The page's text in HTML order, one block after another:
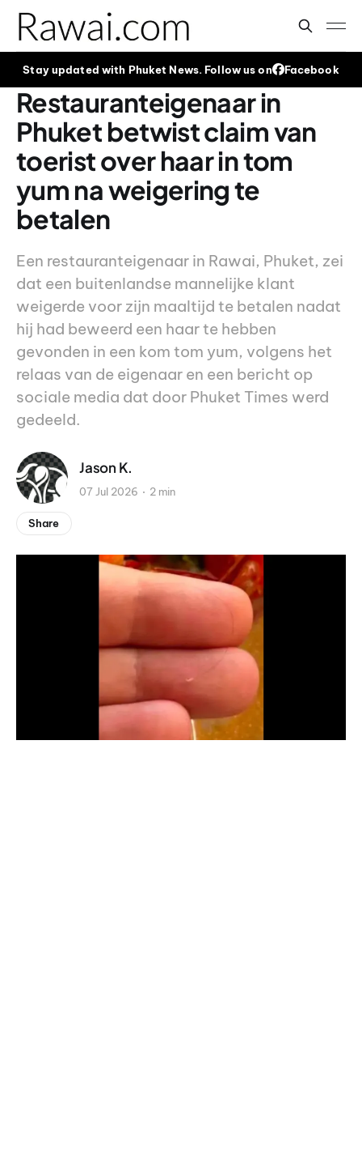
Stay updated with Phuket News. Follow us on Facebook
Restauranteigenaar in
Phuket betwist claim van
toerist over haar in tom
yum na weigering te
betalen
Een restauranteigenaar in Rawai, Phuket, zei
dat een buitenlandse mannelijke klant
weigerde voor zijn maaltijd te betalen nadat
hij had beweerd een haar te hebben
gevonden in een kom tom yum, volgens het
relaas van de eigenaar en een bericht op
sociale media dat door Phuket Times werd
gedeeld.
Jason K.
07 Jul 2026 2 min
Share